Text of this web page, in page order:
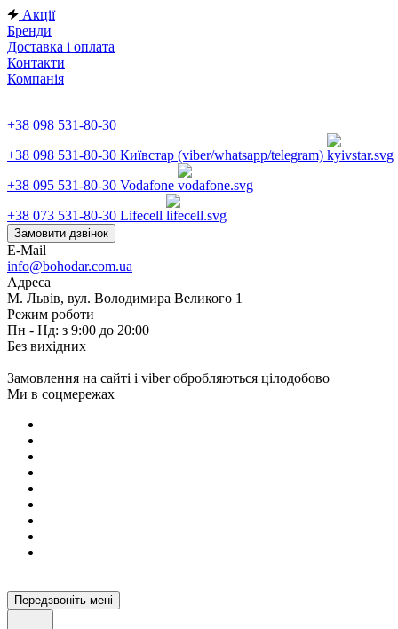
Акції
Бренди
Доставка і оплата
Контакти
Компанія
+38 098 531-80-30
+38 098 531-80-30 Київстар (viber/whatsapp/telegram)
+38 095 531-80-30 Vodafone
+38 073 531-80-30 Lifecell
Замовити дзвінок
E-Mail
info@bohodar.com.ua
Адреса
М. Львів, вул. Володимира Великого 1
Режим роботи
Пн - Нд: з 9:00 до 20:00
Без вихідних
Замовлення на сайті і viber обробляються цілодобово
Ми в соцмережах
Передзвоніть мені